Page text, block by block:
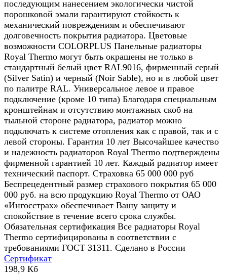
последующим нанесением экологически чистой
порошковой эмали гарантируют стойкость к
механический повреждениям и обеспечивают
долговечность покрытия радиатора. Цветовые
возможности COLORPLUS Панельные радиаторы
Royal Thermo могут быть окрашены не только в
стандартный белый цвет RAL9016, фирменный серый
(Silver Satin) и черный (Noir Sable), но и в любой цвет
по палитре RAL. Универсальное левое и правое
подключение (кроме 10 типа) Благодаря специальным
кронштейнам и отсутствию монтажных скоб на
тыльной стороне радиатора, радиатор можно
подключать к системе отопления как с правой, так и с
левой стороны. Гарантия 10 лет Высочайшее качество
и надежность радиаторов Royal Thermo подтверждены
фирменной гарантией 10 лет. Каждый радиатор имеет
технический паспорт. Страховка 65 000 000 руб
Беспрецедентный размер страхового покрытия 65 000
000 руб. на всю продукцию Royal Thermo от ОАО
«Ингосстрах» обеспечивает Вашу защиту и
спокойствие в течение всего срока службы.
Обязательная сертификация Все радиаторы Royal
Thermo сертифицированы в соответствии с
требованиями ГОСТ 31311. Сделано в России
Сертификат
198,9 Кб